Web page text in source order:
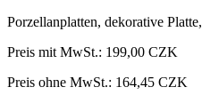
Porzellanplatten, dekorative Platte,
Preis mit MwSt.: 199,00 CZK
Preis ohne MwSt.: 164,45 CZK